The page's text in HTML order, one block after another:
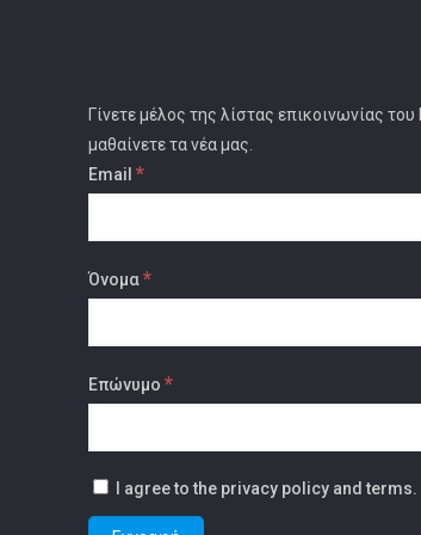
Γίνετε μέλος της λίστας επικοινωνίας
μαθαίνετε τα νέα μας.
Email *
Όνομα*
Επώνυμο *
I agree to the privacy policy and terms.